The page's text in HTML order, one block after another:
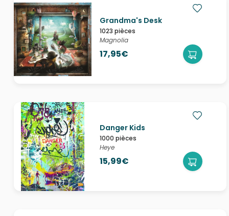
Grandma's Desk
1023 pièces
Magnolia
17,95€
Danger Kids
1000 pièces
Heye
15,99€